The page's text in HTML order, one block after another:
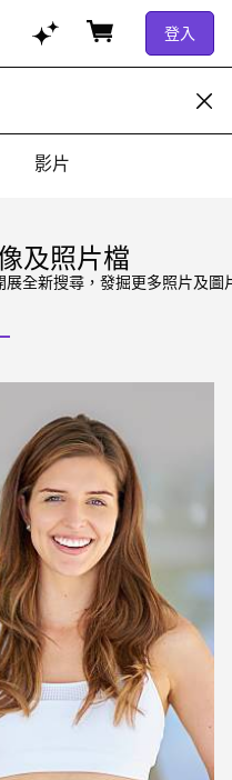
登入
影片
及照片檔
全新搜尋，發掘更多照片及圖